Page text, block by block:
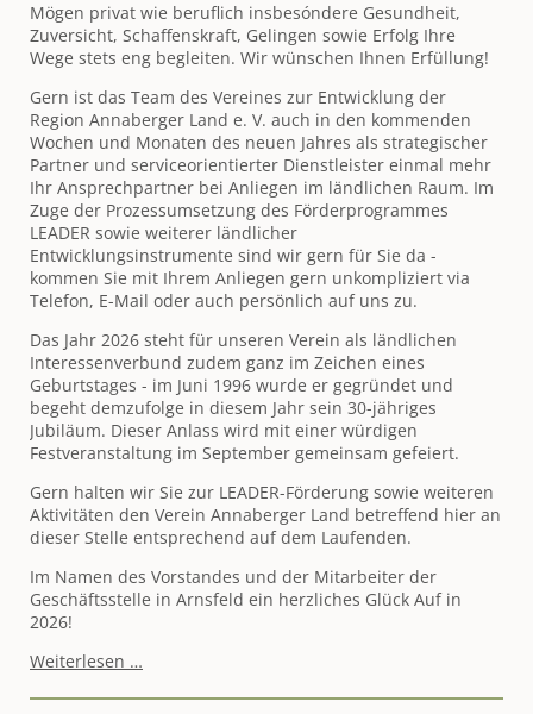
mehr
regionsspezifische
Entwicklung
im
Gebiet
Annaberger
Land
Mögen privat wie beruflich insbesóndere Gesundheit,
Zuversicht, Schaffenskraft, Gelingen sowie Erfolg Ihre
Wege stets eng begleiten. Wir wünschen Ihnen Erfüllung!
Gern ist das Team des Vereines zur Entwicklung der
Region Annaberger Land e. V. auch in den kommenden
Wochen und Monaten des neuen Jahres als strategischer
Partner und serviceorientierter Dienstleister einmal mehr
Ihr Ansprechpartner bei Anliegen im ländlichen Raum. Im
Zuge der Prozessumsetzung des Förderprogrammes
LEADER sowie weiterer ländlicher
Entwicklungsinstrumente sind wir gern für Sie da -
kommen Sie mit Ihrem Anliegen gern unkompliziert via
Telefon, E-Mail oder auch persönlich auf uns zu.
Das Jahr 2026 steht für unseren Verein als ländlichen
Interessenverbund zudem ganz im Zeichen eines
Geburtstages - im Juni 1996 wurde er gegründet und
begeht demzufolge in diesem Jahr sein 30-jähriges
Jubiläum. Dieser Anlass wird mit einer würdigen
Festveranstaltung im September gemeinsam gefeiert.
Gern halten wir Sie zur LEADER-Förderung sowie weiteren
Aktivitäten den Verein Annaberger Land betreffend hier an
dieser Stelle entsprechend auf dem Laufenden.
Im Namen des Vorstandes und der Mitarbeiter der
Geschäftsstelle in Arnsfeld ein herzliches Glück Auf in
2026!
Weiterlesen …
für